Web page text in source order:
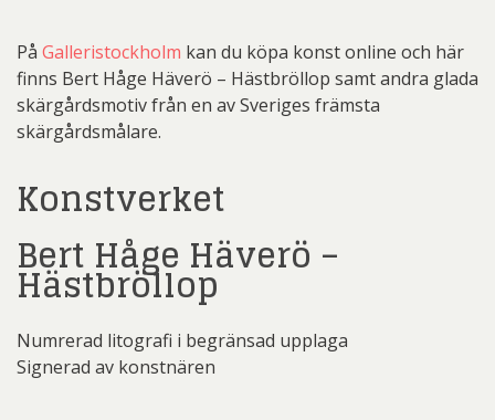
På Galleristockholm kan du köpa konst online och här
finns Bert Håge Häverö – Hästbröllop samt andra glada
skärgårdsmotiv från en av Sveriges främsta
skärgårdsmålare.
Konstverket
Bert Håge Häverö –
Hästbröllop
Numrerad litografi i begränsad upplaga
Signerad av konstnären